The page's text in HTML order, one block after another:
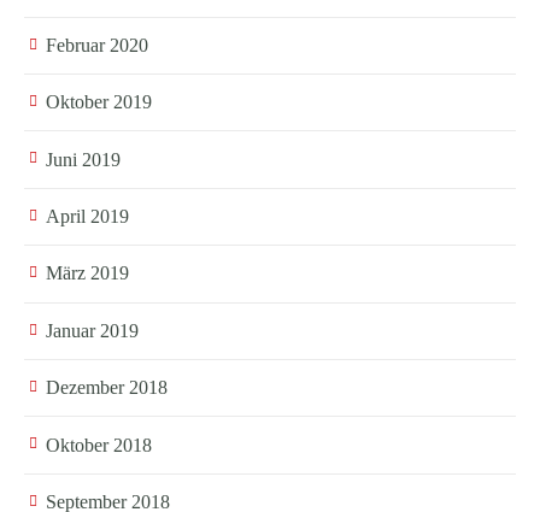
Februar 2020
Oktober 2019
Juni 2019
April 2019
März 2019
Januar 2019
Dezember 2018
Oktober 2018
September 2018